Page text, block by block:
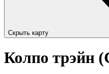
Скрыть карту
Колпо трэйн